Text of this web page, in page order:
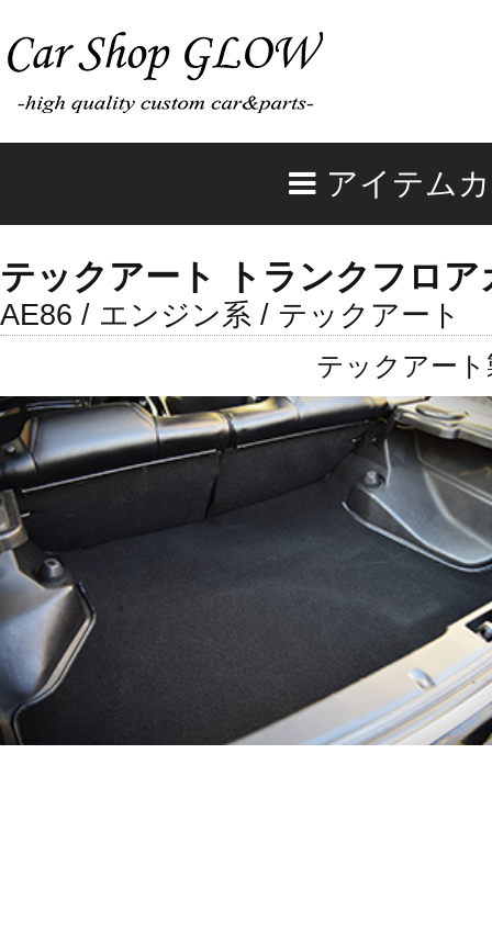
アイテム
テックアート トランクフロ
AE86 / エンジン系 / テックアート
テックアー